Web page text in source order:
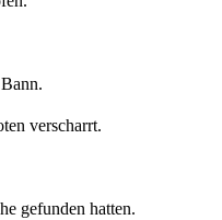
verscharrt.
gefunden hatten.